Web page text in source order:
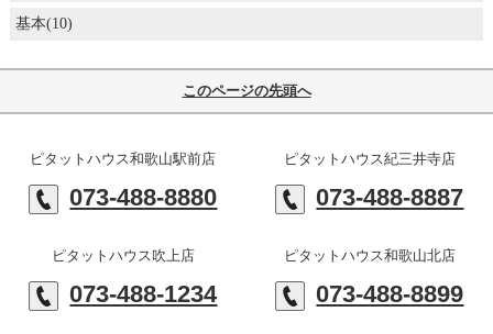
基本(10)
このページの先頭へ
ピタットハウス和歌山駅前店
073-488-8880
ピタットハウス紀三井寺店
073-488-8887
ピタットハウス吹上店
073-488-1234
ピタットハウス和歌山北店
073-488-8899